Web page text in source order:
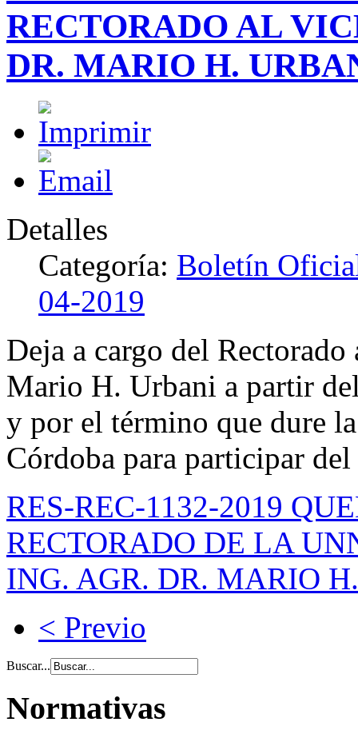
RECTORADO AL
DR. MARIO H.
Detalles
Categoría: Boletín
04-2019
Deja a cargo del
Mario H. Urbani a partir
y por el término que dure
Córdoba para participar
RES-REC-1132-2019
RECTORADO DE LA
ING. AGR. DR. MARIO
< Previo
Buscar...
Normativas